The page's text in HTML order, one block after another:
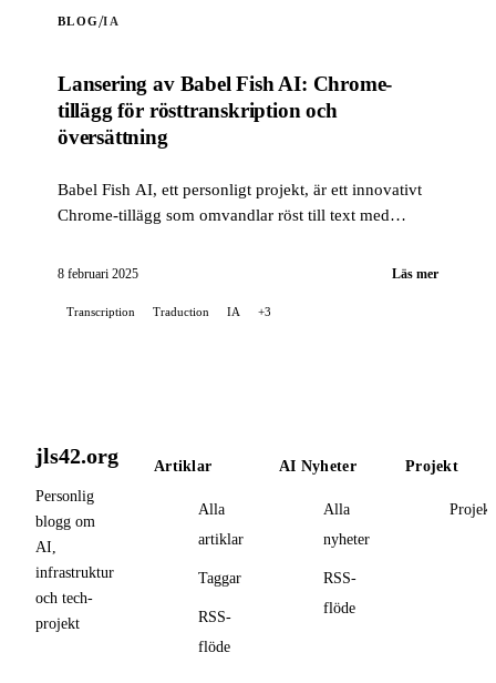
BLOG/IA
Lansering av Babel Fish AI: Chrome-
tillägg för rösttranskription och
översättning
Babel Fish AI, ett personligt projekt, är ett innovativt
Chrome-tillägg som omvandlar röst till text med
ett alternativ för automatisk översättning.
8 februari 2025 Läs mer
Transcription Traduction IA +3
jls42.org
Personlig
blogg om
AI,
infrastruktur
och tech-
projekt
Artiklar
Alla
artiklar
Taggar
RSS-
flöde
AI Nyheter
Alla
nyheter
RSS-
flöde
Projekt
Projekt